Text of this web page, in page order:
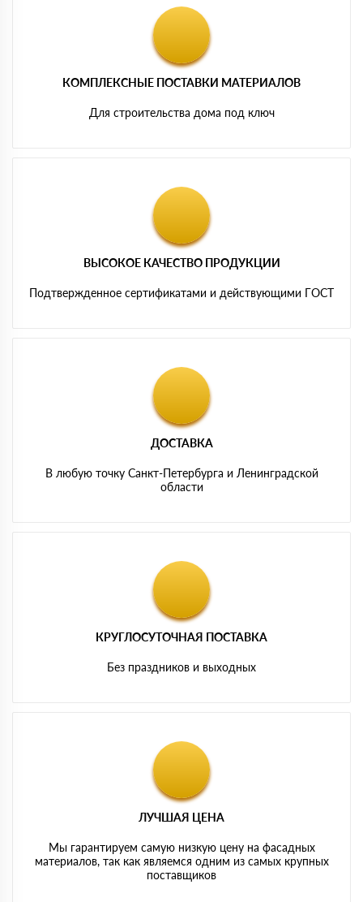
КОМПЛЕКСНЫЕ ПОСТАВКИ МАТЕРИАЛОВ
Для строительства дома под ключ
ВЫСОКОЕ КАЧЕСТВО ПРОДУКЦИИ
Подтвержденное сертификатами и действующими ГОСТ
ДОСТАВКА
В любую точку Санкт-Петербурга и Ленинградской
области
КРУГЛОСУТОЧНАЯ ПОСТАВКА
Без праздников и выходных
ЛУЧШАЯ ЦЕНА
Мы гарантируем самую низкую цену на фасадных
материалов, так как являемся одним из самых крупных
поставщиков